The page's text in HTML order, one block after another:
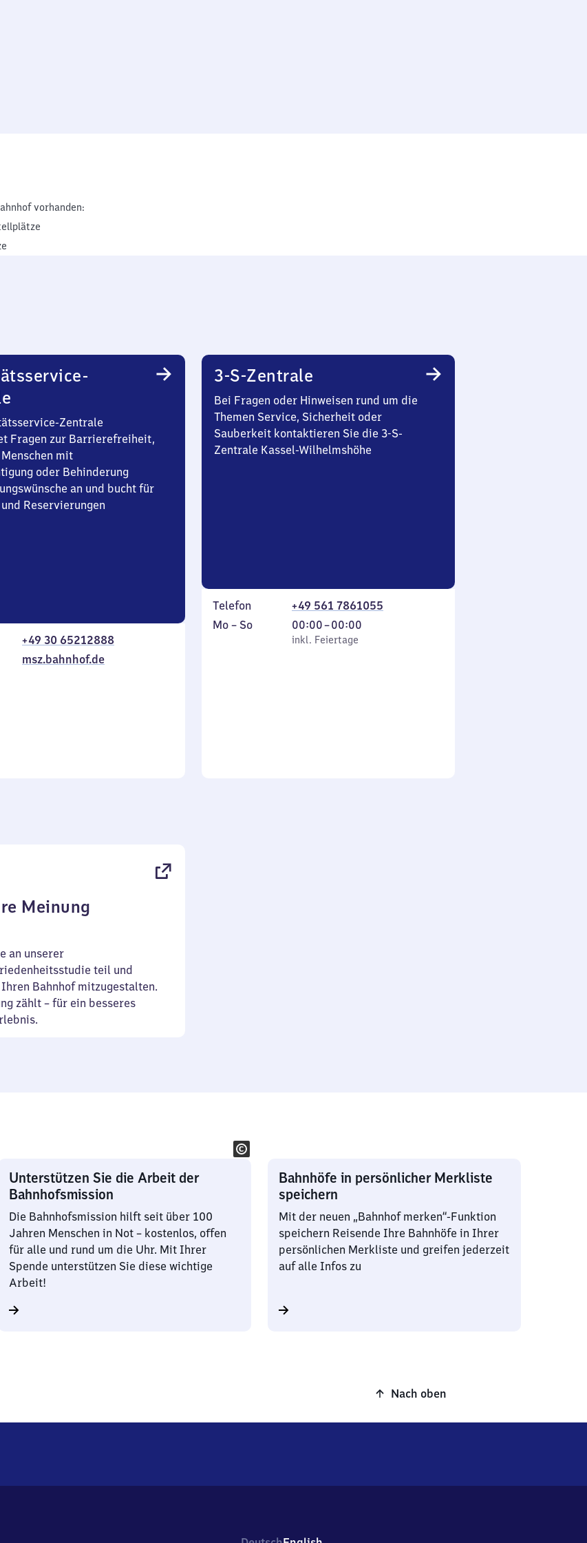
vorhanden:
Zentrale
Fragen zur Barrierefreiheit,
mit
oder Behinderung
an und bucht für
Reservierungen
+49 30 65212888
msz.bahnhof.de
3-S-Zentrale
Bei Fragen oder Hinweisen rund um die
Themen Service, Sicherheit oder
Sauberkeit kontaktieren Sie die 3-S-
Zentrale Kassel-Wilhelmshöhe
Telefon
+49 561 7861055
Montag
Mo – So,
inkl. Feiertage
00:00–00:00
Von
0
inkl. Feiertage
Meinung
an unserer
teil und
Bahnhof mitzugestalten.
zählt – für ein besseres
Unterstützen Sie die Arbeit der
Bahnhofsmission
Die Bahnhofsmission hilft seit über 100
Jahren Menschen in Not – kostenlos, offen
für alle und rund um die Uhr. Mit Ihrer
Spende unterstützen Sie diese wichtige
Arbeit!
Bahnhöfe in persönlicher Merkliste
speichern
Mit der neuen „Bahnhof merken“-Funktion
speichern Reisende Ihre Bahnhöfe in Ihrer
persönlichen Merkliste und greifen jederzeit
auf alle Infos zu
Nach oben